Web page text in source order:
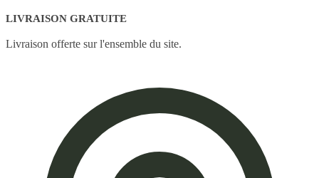
LIVRAISON GRATUITE
Livraison offerte sur l'ensemble du site.